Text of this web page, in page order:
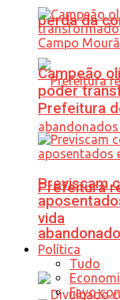
perda da
Prefeitura
Campeão
poder
Prefeitura
Previscam
vida
Política
Tudo
Favo